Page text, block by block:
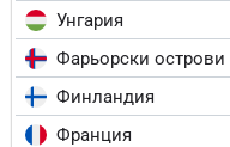
Унгария
Фарьорски острови
Финландия
Франция